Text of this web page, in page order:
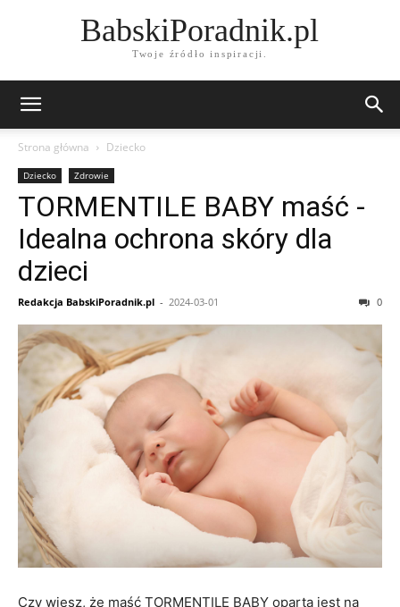
BabskiPoradnik.pl
Twoje źródło inspiracji.
Strona główna Dziecko
Dziecko Zdrowie
TORMENTILE BABY maść -
Idealna ochrona skóry dla
dzieci
Redakcja BabskiPoradnik.pl - 2024-03-01 0
Czy wiesz, że maść TORMENTILE BABY oparta jest na